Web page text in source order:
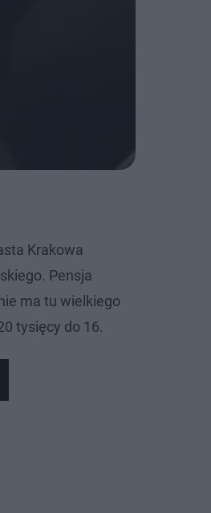
Krakowa
Pensja
ma tu wielkiego
tysięcy do 16.